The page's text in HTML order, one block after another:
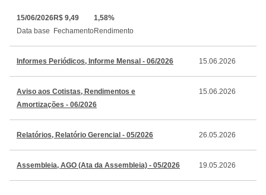
15/06/2026
Data base
R$ 9,49
Fechamento
1,58%
Rendimento
Informes Periódicos, Informe Mensal - 06/2026 15.06.2026
Aviso aos Cotistas, Rendimentos e
Amortizações - 06/2026
15.06.2026
Relatórios, Relatório Gerencial - 05/2026 26.05.2026
Assembleia, AGO (Ata da Assembleia) - 05/2026 19.05.2026